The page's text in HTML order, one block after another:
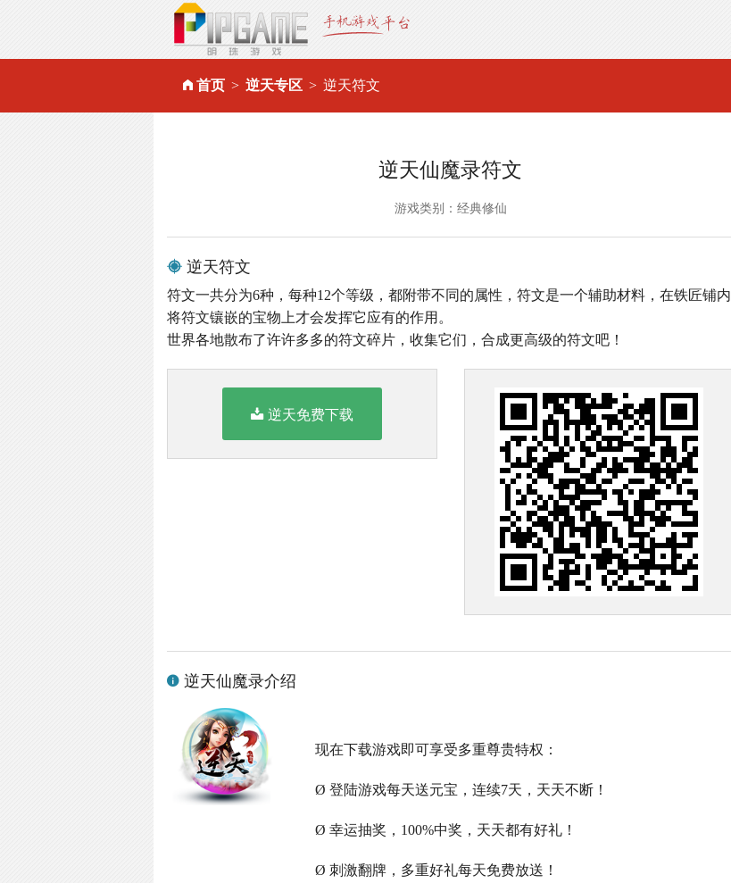
首页 逆天专区 逆天符文
逆天仙魔录符文
游戏类别：经典修仙
逆天符文
符文一共分为6种，每种12个等级，都附带不同的属性，符文是一个辅助材料，在铁匠铺内
将符文镶嵌的宝物上才会发挥它应有的作用。
世界各地散布了许许多多的符文碎片，收集它们，合成更高级的符文吧！
逆天免费下载
逆天仙魔录介绍
现在下载游戏即可享受多重尊贵特权：
Ø 登陆游戏每天送元宝，连续7天，天天不断！
Ø 幸运抽奖，100%中奖，天天都有好礼！
Ø 刺激翻牌，多重好礼每天免费放送！